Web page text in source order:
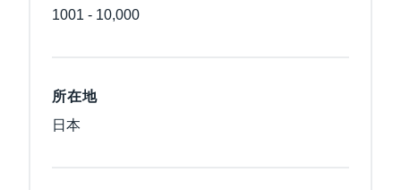
1001 - 10,000
所在地
日本